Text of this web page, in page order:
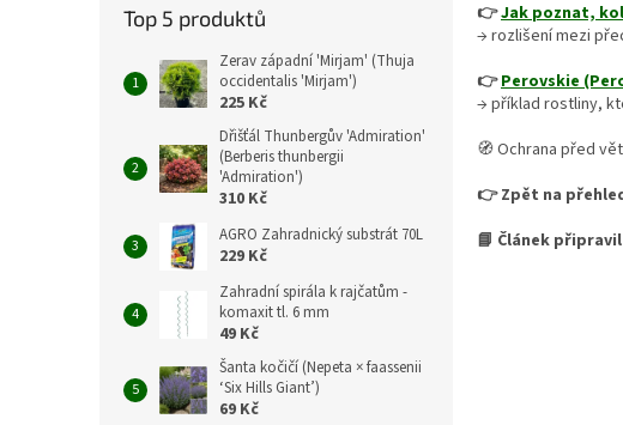
Top 5 produktů
Zerav západní 'Mirjam' (Thuja
occidentalis 'Mirjam')
225 Kč
Dřišťál Thunbergův 'Admiration'
(Berberis thunbergii
'Admiration')
310 Kč
AGRO Zahradnický substrát 70L
229 Kč
Zahradní spirála k rajčatům -
komaxit tl. 6 mm
49 Kč
Šanta kočičí (Nepeta × faassenii
‘Six Hills Giant’)
69 Kč
👉Jak poznat,
→ rozlišení mezi
👉Perovskie
→ příklad rostliny,
🧭 Ochrana před
👉 Zpět na
📘 Článek